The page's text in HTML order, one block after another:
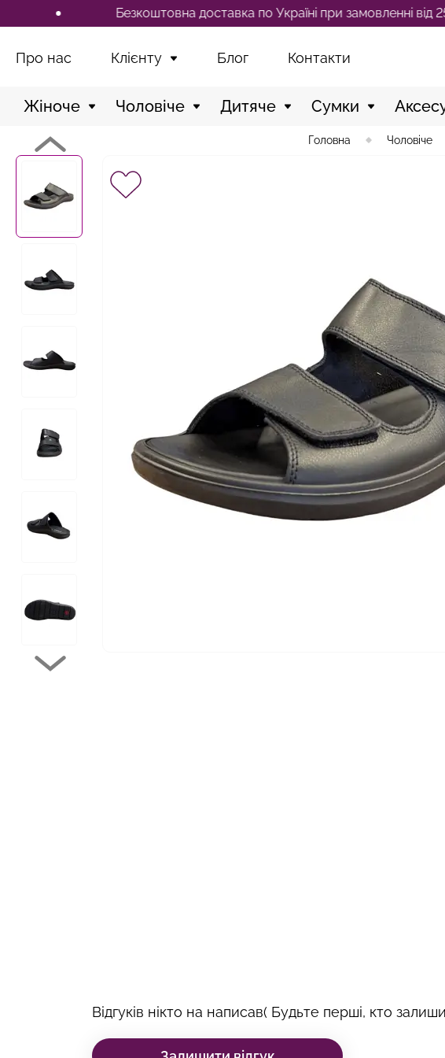
Безкоштовна доставка по Україні при замовленні від 2500 грн
Про нас Клієнту Блог Контакти
Жіноче Чоловіче Дитяче Сумки
Головна Чоловіче
Відгуків нікто на написав( Будьте перші, кто